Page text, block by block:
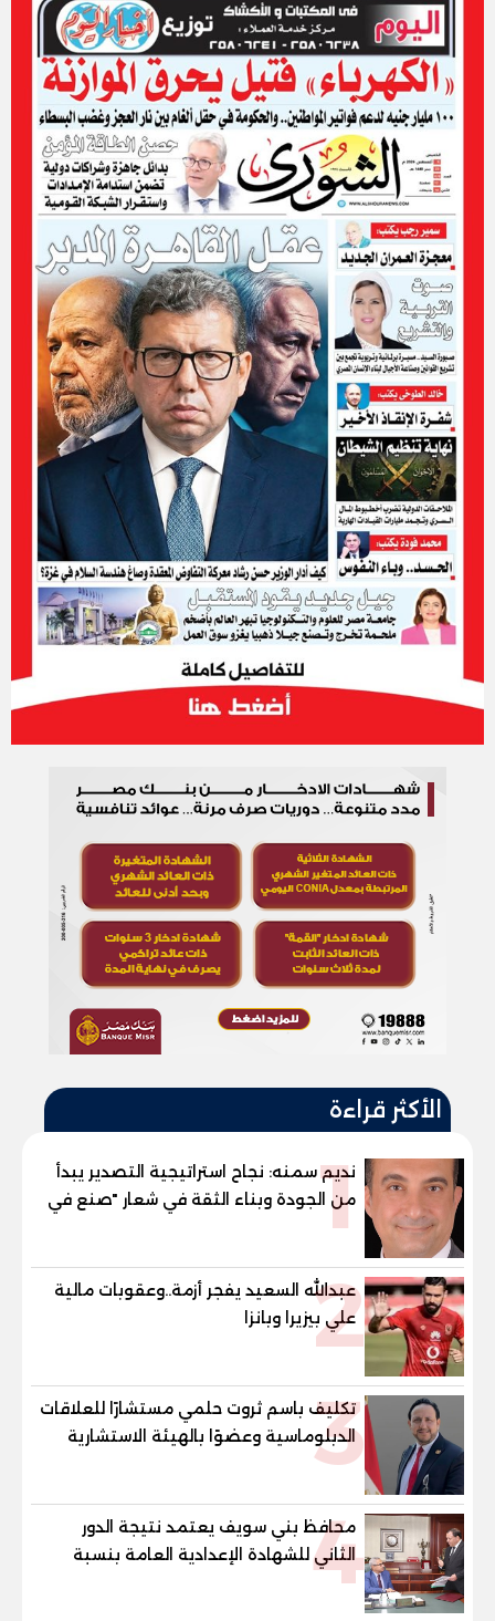
الأكثر قراءة
1
نديم سمنه: نجاح استراتيجية التصدير يبدأ
من الجودة وبناء الثقة في شعار "صنع في
مصر"
2
عبدالله السعيد يفجر أزمة..وعقوبات مالية
علي بيزيرا وبانزا
3
تكليف باسم ثروت حلمي مستشارًا للعلاقات
الدبلوماسية وعضوًا بالهيئة الاستشارية
العليا لمنظمة «جاد جمينت يوإن»
4
محافظ بني سويف يعتمد نتيجة الدور
الثاني للشهادة الإعدادية العامة بنسبة